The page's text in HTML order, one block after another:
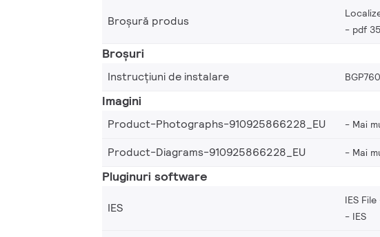
Broșură produs
pdf
Broșuri
Instrucțiuni de instalare BGP760
Imagini
Product-Photographs-910925866228_EU Mai
Product-Diagrams-910925866228_EU
Mai
Pluginuri software
IES
IES
IES